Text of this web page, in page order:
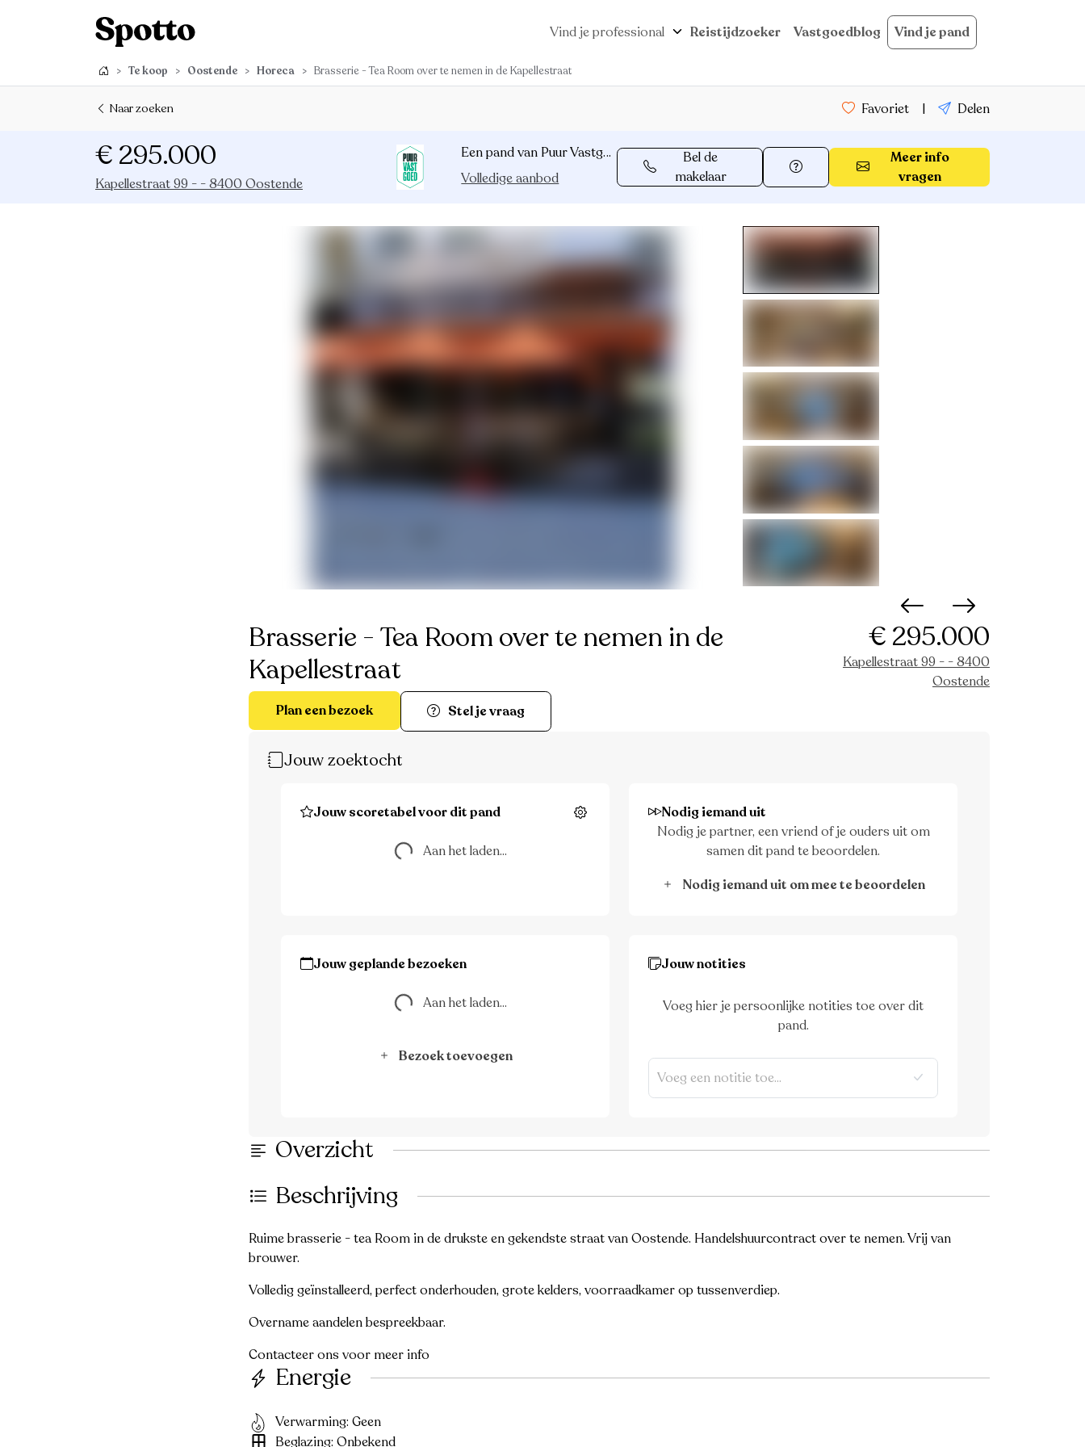
Vind je professional Reistijdzoeker Vastgoedblog Vind je pand
> Te koop > Oostende > Horeca > Brasserie - Tea Room over te nemen in de Kapellestraat
Naar zoeken Favoriet | Delen
€ 295.000
Kapellestraat 99 - - 8400 Oostende
Een pand van Puur Vastgoed
Volledige aanbod
Bel de
makelaar
Meer info
vragen
Brasserie - Tea Room over te nemen in de
Kapellestraat
€ 295.000
Kapellestraat 99 - - 8400
Oostende
Plan een bezoek
Stel je vraag
Jouw zoektocht
Jouw scoretabel voor dit pand Instellingen
Aan het laden... Aan het laden...
Nodig iemand uit
Nodig je partner, een vriend of je ouders uit om
samen dit pand te beoordelen.
Nodig iemand uit om mee te beoordelen
Jouw geplande bezoeken
Aan het laden... Aan het laden...
Bezoek toevoegen
Jouw notities
Voeg hier je persoonlijke notities toe over dit
pand.
Overzicht
Beschrijving
Ruime brasserie - tea Room in de drukste en gekendste straat van Oostende. Handelshuurcontract over te nemen. Vrij van
brouwer.
Volledig geïnstalleerd, perfect onderhouden, grote kelders, voorraadkamer op tussenverdiep.
Overname aandelen bespreekbaar.
Contacteer ons voor meer info
Energie
Verwarming: Geen
Beglazing: Onbekend